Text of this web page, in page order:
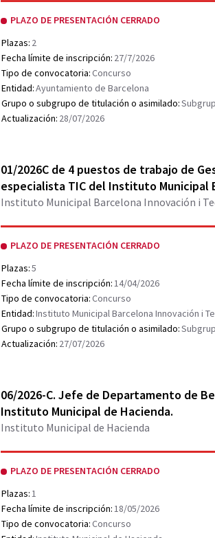
PLAZO DE PRESENTACIÓN CERRADO
Plazas: 2
Fecha límite de inscripción: 27/7/2026
Tipo de convocatoria:Concurso
Entidad:Ayuntamiento de Barcelona
Grupo o subgrupo de titulación o asimilado:
Actualización: 28/07/2026
Obrir document PDF
01/2026C de 4 puestos de trabajo de
especialista TIC del Instituto
Instituto Municipal Barcelona Innovación i
PLAZO DE PRESENTACIÓN CERRADO
Plazas:5
Fecha límite de inscripción:14/04/2026
Tipo de convocatoria:Concurso
Entidad:Instituto Municipal Barcelona Innovación i
Grupo o subgrupo de titulación o asimilado:
Actualización: 27/07/2026
Obrir document PDF
06/2026-C. Jefe de Departamento de
Instituto Municipal de Hacienda.
Instituto Municipal de Hacienda
PLAZO DE PRESENTACIÓN CERRADO
Plazas:1
Fecha límite de inscripción:18/05/2026
Tipo de convocatoria:Concurso